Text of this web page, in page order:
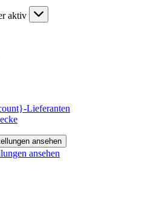
aktiv
Lieferanten
ansehen
ansehen